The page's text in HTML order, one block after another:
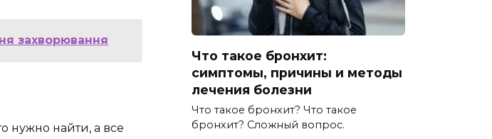
захворювання
нужно найти, а все
Что такое бронхит:
симптомы, причины и методы
лечения болезни
Что такое бронхит? Что такое
бронхит? Сложный вопрос.